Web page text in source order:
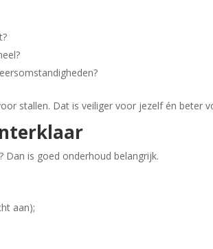
stallen. Dat is veiliger voor jezelf én beter
is goed onderhoud belangrijk.
aan);